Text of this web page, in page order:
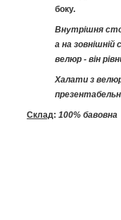
боку.
Внутрішня
а на зовнішній
велюр - він
Халати з
Склад: 100% бавовна